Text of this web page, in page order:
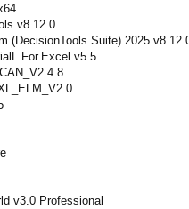
v8.12.0
(DecisionTools Suite) 2025
v3.0 Professional